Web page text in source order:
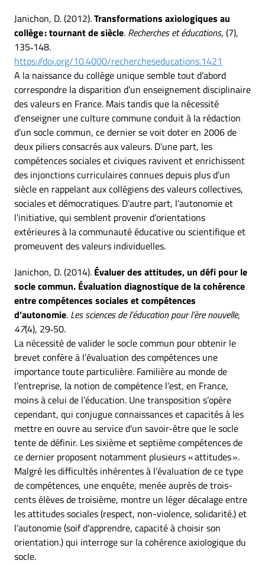
Janichon, D. (2012).Transformations axiologiques au
collège : tournant de siècle. Recherches et éducations, (7),
135‑148.
https://doi.org/10.4000/rechercheseducations.1421
A la naissance du collège unique semble tout d’abord
correspondre la disparition d’un enseignement disciplinaire
des valeurs en France. Mais tandis que la nécessité
d’enseigner une culture commune conduit à la rédaction
d’un socle commun, ce dernier se voit doter en 2006 de
deux piliers consacrés aux valeurs. D’une part, les
compétences sociales et civiques ravivent et enrichissent
des injonctions curriculaires connues depuis plus d’un
siècle en rappelant aux collégiens des valeurs collectives,
sociales et démocratiques. D’autre part, l’autonomie et
l’initiative, qui semblent provenir d’orientations
extérieures à la communauté éducative ou scientifique et
promeuvent des valeurs individuelles.
Janichon, D. (2014). Évaluer des attitudes, un défi pour le
socle commun. Évaluation diagnostique de la cohérence
entre compétences sociales et compétences
d’autonomie. Les sciences de l’éducation pour l’ère nouvelle,
47(4), 29‑50.
La nécessité de valider le socle commun pour obtenir le
brevet confère à l’évaluation des compétences une
importance toute particulière. Familière au monde de
l’entreprise, la notion de compétence l’est, en France,
moins à celui de l’éducation. Une transposition s’opère
cependant, qui conjugue connaissances et capacités à les
mettre en ouvre au service d’un savoir-être que le socle
tente de définir. Les sixième et septième compétences de
ce dernier proposent notamment plusieurs « attitudes ».
Malgré les difficultés inhérentes à l’évaluation de ce type
de compétences, une enquête, menée auprès de trois-
cents élèves de troisième, montre un léger décalage entre
les attitudes sociales (respect, non-violence, solidarité.) et
l’autonomie (soif d’apprendre, capacité à choisir son
orientation.) qui interroge sur la cohérence axiologique du
socle.